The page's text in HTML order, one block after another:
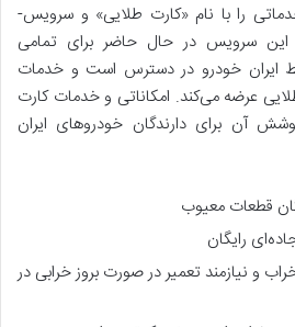
ایران خودرو از سال ۱۳۸۰ خدماتی را با نام «کارت طلایی» و سرویس­
این سرویس در حال حاضر برای تمامی
ایران خودرو در دسترس است و خدمات
عرضه می‌کند. امکاناتی و خدمات کارت
آن برای دارندگان خودروهای ایران
قطعات معیوب
رایگان
و نیازمند تعمیر در صورت بروز خرابی در